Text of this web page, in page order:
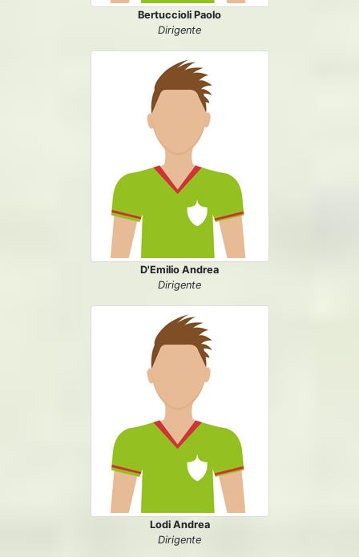
Bertuccioli Paolo
Dirigente
D'Emilio Andrea
Dirigente
Lodi Andrea
Dirigente